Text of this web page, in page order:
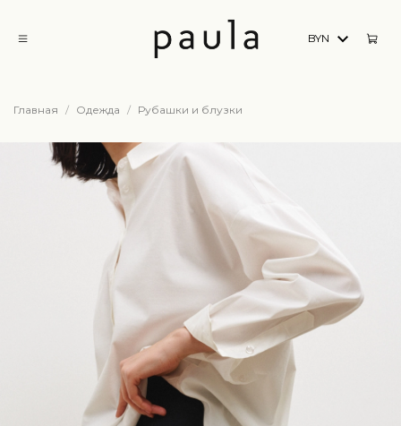
BYN
Главная Одежда Рубашки и блузки